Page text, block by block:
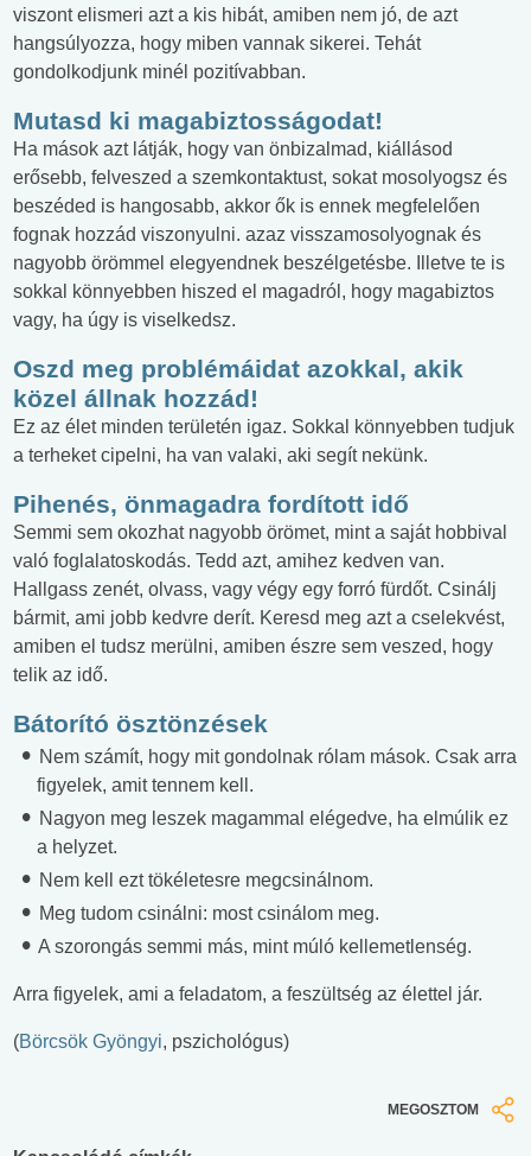
viszont elismeri azt a kis hibát, amiben nem jó, de azt
hangsúlyozza, hogy miben vannak sikerei. Tehát
gondolkodjunk minél pozitívabban.
Mutasd ki magabiztosságodat!
Ha mások azt látják, hogy van önbizalmad, kiállásod
erősebb, felveszed a szemkontaktust, sokat mosolyogsz és
beszéded is hangosabb, akkor ők is ennek megfelelően
fognak hozzád viszonyulni. azaz visszamosolyognak és
nagyobb örömmel elegyendnek beszélgetésbe. Illetve te is
sokkal könnyebben hiszed el magadról, hogy magabiztos
vagy, ha úgy is viselkedsz.
Oszd meg problémáidat azokkal, akik
közel állnak hozzád!
Ez az élet minden területén igaz. Sokkal könnyebben tudjuk
a terheket cipelni, ha van valaki, aki segít nekünk.
Pihenés, önmagadra fordított idő
Semmi sem okozhat nagyobb örömet, mint a saját hobbival
való foglalatoskodás. Tedd azt, amihez kedven van.
Hallgass zenét, olvass, vagy végy egy forró fürdőt. Csinálj
bármit, ami jobb kedvre derít. Keresd meg azt a cselekvést,
amiben el tudsz merülni, amiben észre sem veszed, hogy
telik az idő.
Bátorító ösztönzések
Nem számít, hogy mit gondolnak rólam mások. Csak arra
figyelek, amit tennem kell.
Nagyon meg leszek magammal elégedve, ha elmúlik ez
a helyzet.
Nem kell ezt tökéletesre megcsinálnom.
Meg tudom csinálni: most csinálom meg.
A szorongás semmi más, mint múló kellemetlenség.
Arra figyelek, ami a feladatom, a feszültség az élettel jár.
(Börcsök Gyöngyi, pszichológus)
MEGOSZTOM